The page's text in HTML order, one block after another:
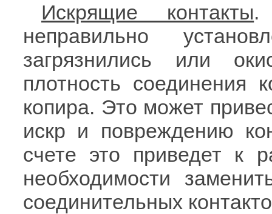
Искрящие контакты.
неправильно
загрязнились или
плотность соединения
копира. Это может
искр и повреждению
счете это приведет к
необходимости
соединительных